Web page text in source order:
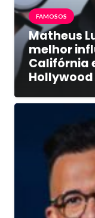
FAMOSOS
Matheus
melhor
Califórnia
Hollywood